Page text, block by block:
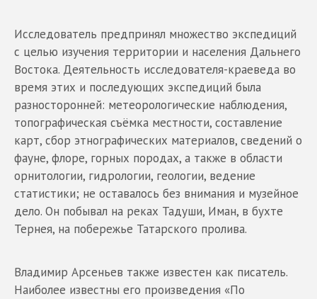
Исследователь предпринял множество экспедиций
с целью изучения территории и населения Дальнего
Востока. Деятельность исследователя-краеведа во
время этих и последующих экспедиций была
разносторонней: метеорологические наблюдения,
топографическая съёмка местности, составление
карт, сбор этнографических материалов, сведений о
фауне, флоре, горных породах, а также в области
орнитологии, гидрологии, геологии, ведение
статистики; не оставалось без внимания и музейное
дело. Он побывал на реках Тадуши, Иман, в бухте
Тернея, на побережье Татарского пролива.
Владимир Арсеньев также известен как писатель.
Наиболее известны его произведения «По